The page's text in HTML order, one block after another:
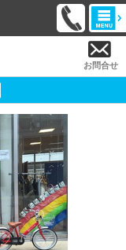
お問合せ